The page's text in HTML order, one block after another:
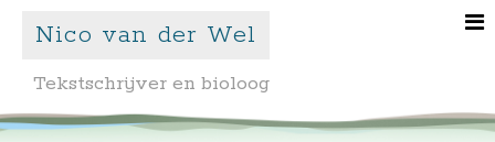
Nico van der Wel
Tekstschrijver en bioloog